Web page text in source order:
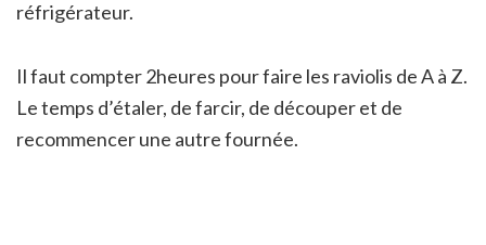
réfrigérateur.
Il faut compter 2heures pour faire les raviolis de A à Z.
Le temps d’étaler, de farcir, de découper et de
recommencer une autre fournée.